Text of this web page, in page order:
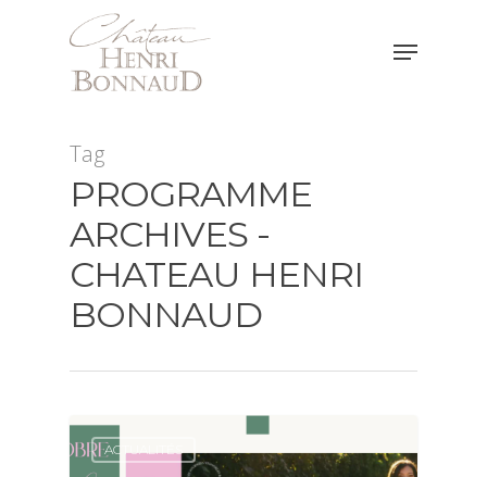
Tag
PROGRAMME
ARCHIVES -
CHATEAU HENRI
BONNAUD
ACTUALITÉS